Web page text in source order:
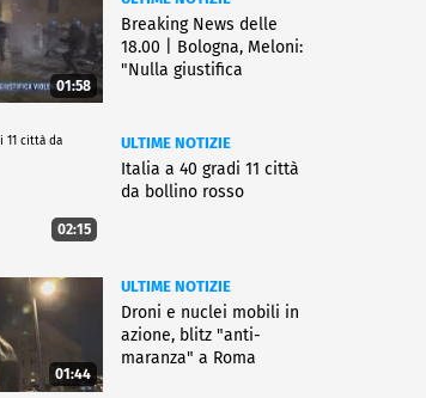
01:58
Breaking News delle
18.00 | Bologna, Meloni:
"Nulla giustifica
02:15
ULTIME NOTIZIE
Italia a 40 gradi 11 città
da bollino rosso
01:44
ULTIME NOTIZIE
Droni e nuclei mobili in
azione, blitz "anti-
maranza" a Roma